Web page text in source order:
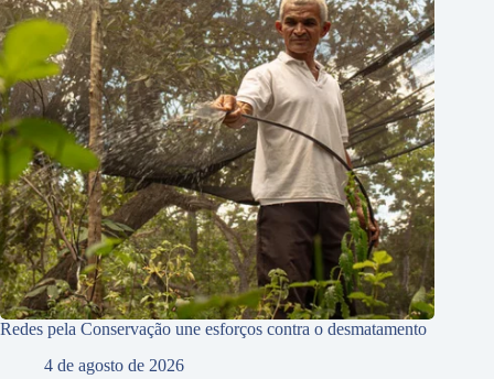
Redes pela Conservação une esforços contra o desmatamento
4 de agosto de 2026